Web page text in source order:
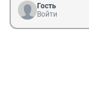
Гость
Войти